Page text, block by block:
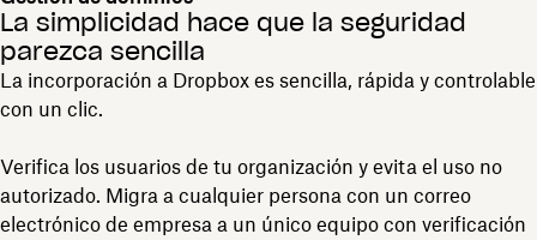
La simplicidad hace que la seguridad
parezca sencilla
La incorporación a Dropbox es sencilla, rápida y controlable
con un clic.
Verifica los usuarios de tu organización y evita el uso no
autorizado. Migra a cualquier persona con un correo
electrónico de empresa a un único equipo con verificación